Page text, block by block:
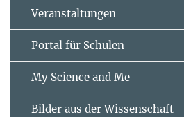
Veranstaltungen
Portal für Schulen
My Science and Me
Bilder aus der Wissenschaft